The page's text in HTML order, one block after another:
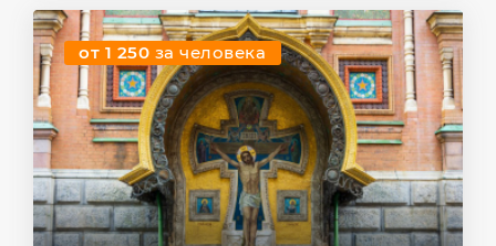
от 1 250 за человека